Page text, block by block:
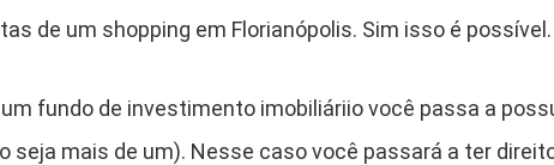
de um shopping em Florianópolis. Sim isso é possível.
fundo de investimento imobiliáriio você passa a
seja mais de um). Nesse caso você passará a ter